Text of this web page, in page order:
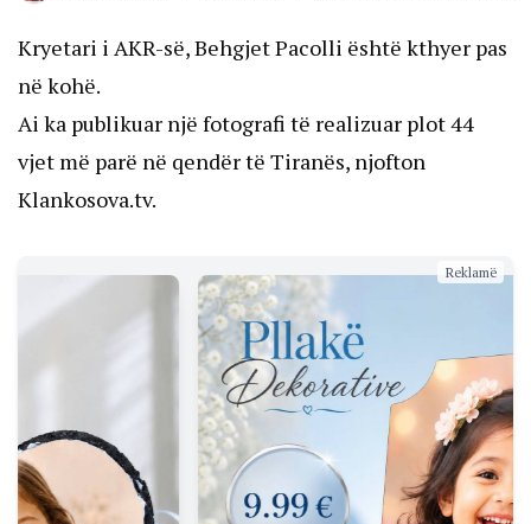
Kryetari i AKR-së, Behgjet Pacolli është kthyer pas
në kohë.
Ai ka publikuar një fotografi të realizuar plot 44
vjet më parë në qendër të Tiranës, njofton
Klankosova.tv.
Reklamë